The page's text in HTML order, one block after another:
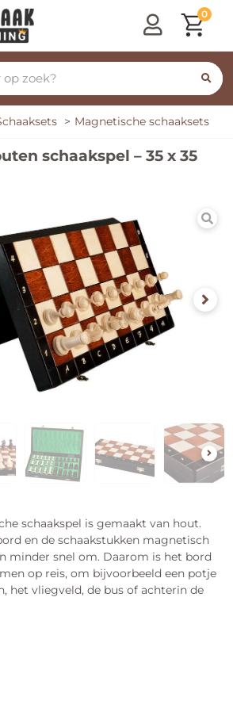
0
Magnetische schaaksets
schaakspel – 35 x 35
schaakspel is gemaakt van hout.
en de schaakstukken magnetisch
minder snel om. Daarom is het bord
op reis, om bijvoorbeeld een potje
het vliegveld, de bus of achterin de